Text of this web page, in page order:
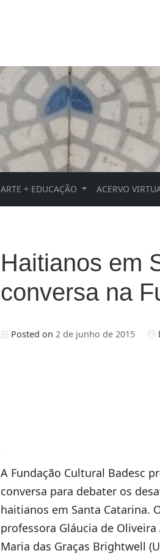
ARTE + EDUCAÇÃO ACERVO
Haitianos em
conversa na
Posted on 2 de junho de 2015
A Fundação Cultural Badesc
conversa para debater os
haitianos em Santa Catarina.
professora Gláucia de Oliveira
Maria das Graças Brightwell